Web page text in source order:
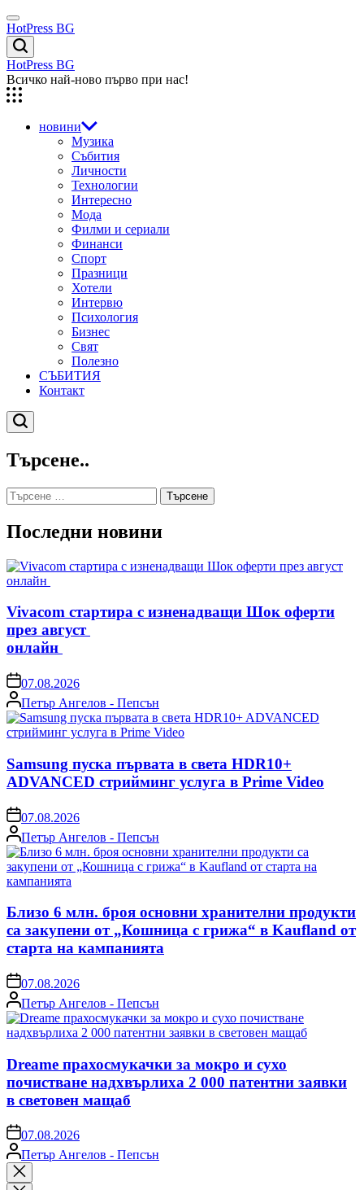
Skip
to
content
Menu
HotPress BG
Търсене
HotPress BG
Всичко най-ново първо при нас!
новини
Музика
Събития
Личности
Технологии
Интересно
Мода
Филми и сериали
Финанси
Спорт
Празници
Хотели
Интервю
Психология
Бизнес
Свят
Полезно
СЪБИТИЯ
Контакт
Търсене
Търсене..
Търсене
за:
Последни новини
Vivacom стартира с изненадващи Шок оферти
през август
онлайн
on07.08.2026
Posted
by
Петър Ангелов - Пепсън
Samsung пуска първата в света HDR10+
ADVANCED стрийминг услуга в Prime Video
on07.08.2026
Posted
by
Петър Ангелов - Пепсън
Близо 6 млн. броя основни хранителни продукти
са закупени от „Кошница с грижа“ в Kaufland от
старта на кампанията
on07.08.2026
Posted
by
Петър Ангелов - Пепсън
Dreame прахосмукачки за мокро и сухо
почистване надхвърлиха 2 000 патентни заявки
в световен мащаб
on07.08.2026
Posted
by
Петър Ангелов - Пепсън
Close
search